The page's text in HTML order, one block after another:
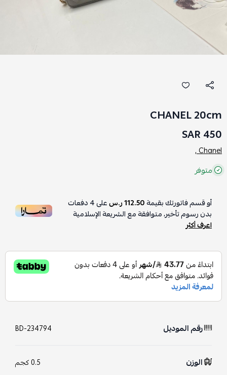
CHANEL 20cm
450 SAR
Chanel ,
متوفر
أو قسم فاتورتك بقيمة112.50 ر.س على4دفعات
بدون رسوم تأخير، متوافقة مع الشريعة الإسلامية
اعرف أكثر
رقم الموديل BD-234794
الوزن 0.5 كجم